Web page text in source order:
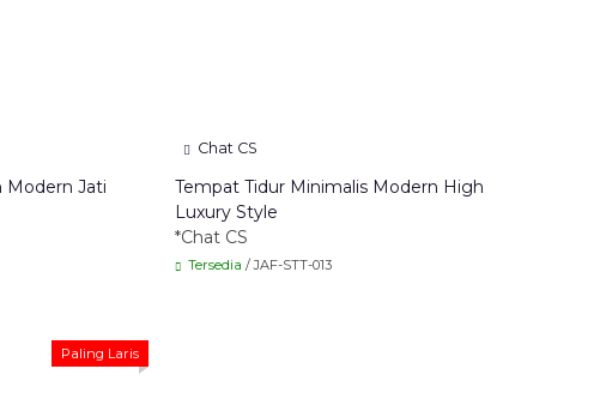
Modern Jati
Chat CS
Tempat Tidur Minimalis Modern High
Luxury Style
*Chat CS
Tersedia / JAF-STT-013
Paling Laris